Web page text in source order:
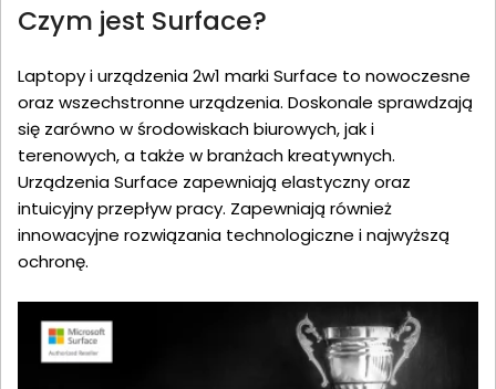
Czym jest Surface?
Laptopy i urządzenia 2w1 marki Surface to nowoczesne
oraz wszechstronne urządzenia. Doskonale sprawdzają
się zarówno w środowiskach biurowych, jak i
terenowych, a także w branżach kreatywnych.
Urządzenia Surface zapewniają elastyczny oraz
intuicyjny przepływ pracy. Zapewniają również
innowacyjne rozwiązania technologiczne i najwyższą
ochronę.